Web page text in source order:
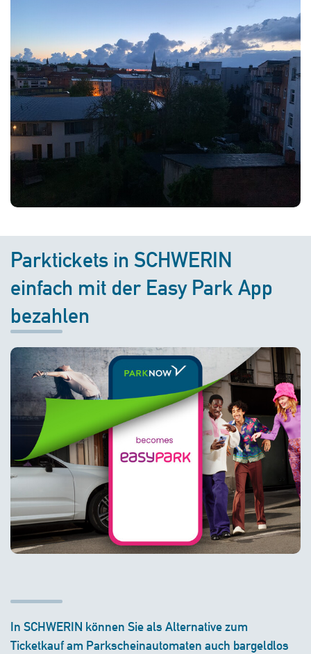
Parktickets in SCHWERIN
einfach mit der Easy Park App
bezahlen
In SCHWERIN können Sie als Alternative zum
Ticketkauf am Parkscheinautomaten auch bargeldlos